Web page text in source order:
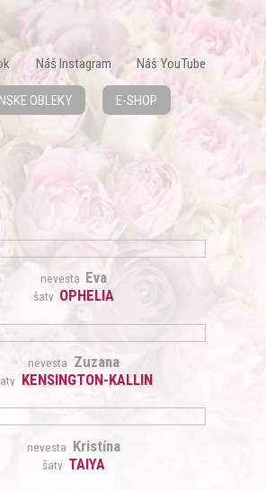
Náš Instagram Náš YouTube
OBLEKY E-SHOP
nevesta Eva
šaty OPHELIA
nevesta Zuzana
KENSINGTON-KALLIN
nevesta Kristína
šaty TAIYA